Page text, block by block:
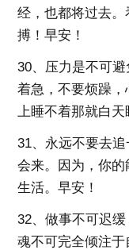
经，也都将过去
搏！早安！
30、压力是不可
着急，不要烦躁
上睡不着那就白天
31、永远不要去
会来。因为，你
生活。早安！
32、做事不可迟
魂不可完全倾注